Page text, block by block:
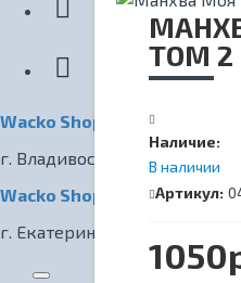
Wacko Shop Владивосток
г. Владивосток, ул.
Wacko Shop Екатеринбург
г. Екатеринбург, ул.
ТОМ 2
Наличие:
В наличии
Артикул: